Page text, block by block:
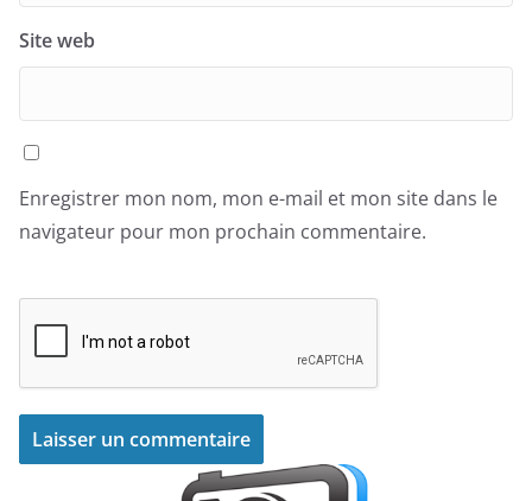
Site web
Enregistrer mon nom, mon e-mail et mon site dans le
navigateur pour mon prochain commentaire.